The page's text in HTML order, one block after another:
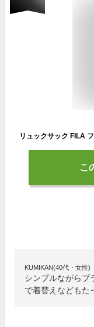
こ
KUMIKAN(40代・女性)
シンプルながらブ
で着替えなどもた